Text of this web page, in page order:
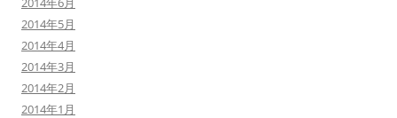
2014年5月
2014年4月
2014年3月
2014年2月
2014年1月